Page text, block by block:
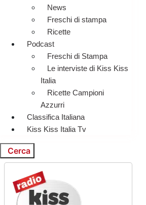
News
Freschi di stampa
Ricette
Podcast
Freschi di Stampa
Le interviste di Kiss Kiss
Italia
Ricette Campioni
Azzurri
Classifica Italiana
Kiss Kiss Italia Tv
Cerca